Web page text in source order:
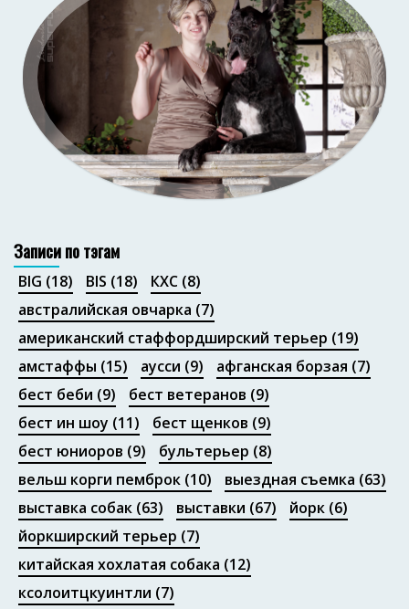
Записи по тэгам
BIG (18) BIS (18) КХС (8)
австралийская овчарка (7)
американский стаффордширский терьер (19)
амстаффы (15) аусси (9) афганская борзая (7)
бест беби (9) бест ветеранов (9)
бест ин шоу (11) бест щенков (9)
бест юниоров (9) бультерьер (8)
вельш корги пемброк (10) выездная съемка (63)
выставка собак (63) выставки (67) йорк (6)
йоркширский терьер (7)
китайская хохлатая собака (12)
ксолоитцкуинтли (7)